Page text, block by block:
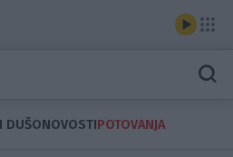
DUŠONOVOSTIPOTOVANJA